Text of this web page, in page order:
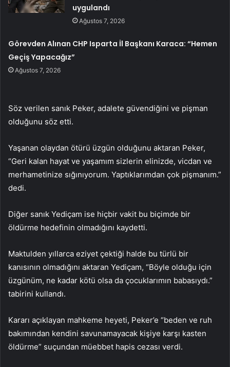
uygulandı
Ağustos 7, 2026
Görevden Alınan CHP Isparta İl Başkanı Karaca: “Hemen
Geçiş Yapacağız”
Ağustos 7, 2026
Söz verilen sanık Peker, adalete güvendiğini ve pişman
olduğunu söz etti.
Yaşanan olaydan ötürü üzgün olduğunu aktaran Peker,
“Geri kalan hayat ve yaşamım sizlerin elinizde, vicdan ve
merhametinize sığınıyorum. Yaptıklarımdan çok pişmanım.”
dedi.
Diğer sanık Yediçam ise hiçbir vakit bu biçimde bir
öldürme hedefinin olmadığını kaydetti.
Maktulden yıllarca eziyet çektiği halde bu türlü bir
kanısının olmadığını aktaran Yediçam, “Böyle olduğu için
üzgünüm, ne kadar kötü olsa da çocuklarımın babasıydı.”
tabirini kullandı.
Kararı açıklayan mahkeme heyeti, Peker’e “beden ve ruh
bakımından kendini savunamayacak kişiye karşı kasten
öldürme” suçundan müebbet hapis cezası verdi.